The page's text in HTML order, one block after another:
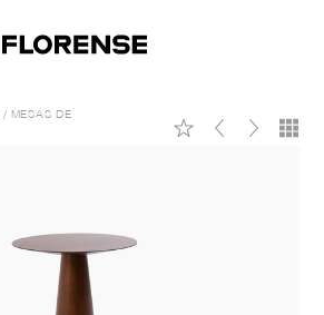
/
MESAS DE